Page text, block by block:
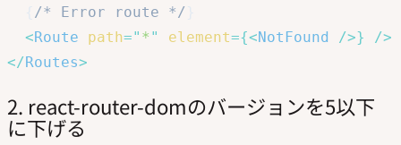
/* Error route */
<Route path=" * " element={<NotFound />}
/>
</Routes>
2. react-router-domのバージョンを5以下
に下げる